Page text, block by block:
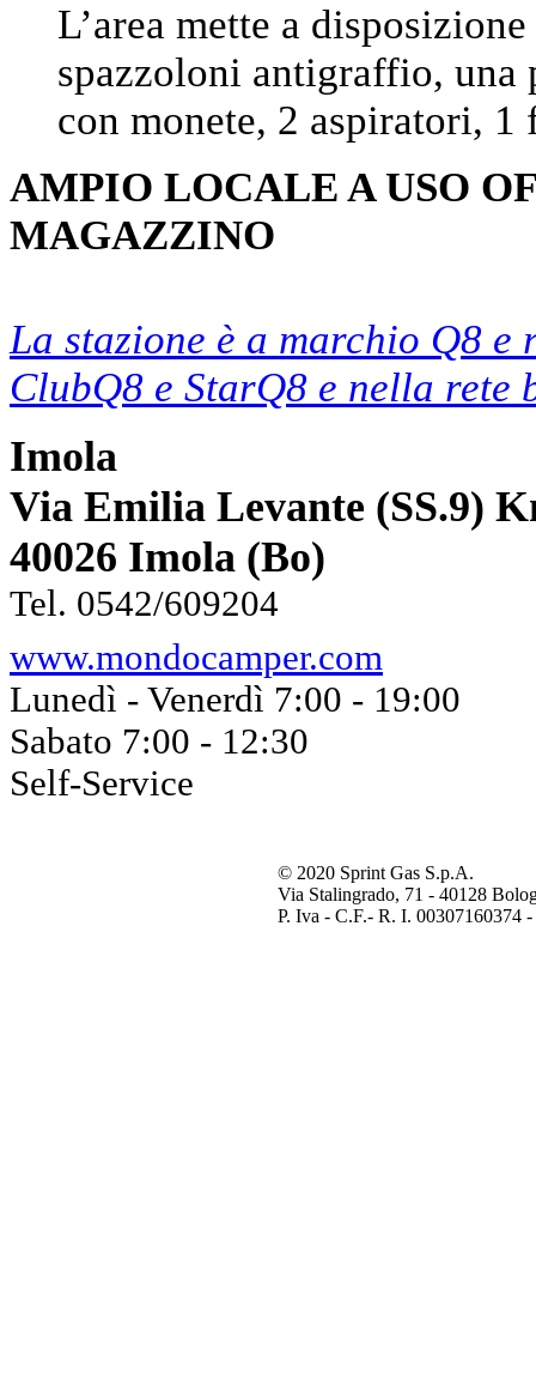
L’area mette a
spazzoloni antigraffio, una
con monete, 2 aspiratori,
AMPIO LOCALE A USO
MAGAZZINO
La stazione è a marchio Q8
ClubQ8 e StarQ8 e nella rete
Imola
Via Emilia Levante (SS.9)
40026 Imola (Bo)
Tel. 0542/609204
www.mondocamper.com
Lunedì - Venerdì 7:00 - 19:00
Sabato 7:00 - 12:30
Self-Service
© 2020 Sprint Gas S.p.A.
Via Stalingrado, 71 - 40128
P. Iva - C.F.- R. I. 00307160374